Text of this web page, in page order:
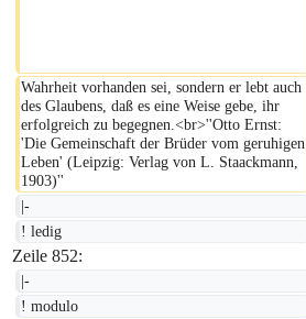
Wahrheit vorhanden sei, sondern er lebt auch
des Glaubens, daß es eine Weise gebe, ihr
erfolgreich zu begegnen.<br>''Otto Ernst:
'Die Gemeinschaft der Brüder vom geruhigen
Leben' (Leipzig: Verlag von L. Staackmann,
1903)''
|-
! ledig
Zeile 852:
|-
! modulo